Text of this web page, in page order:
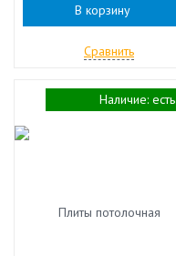
В корзину
Сравнить
Наличие: есть